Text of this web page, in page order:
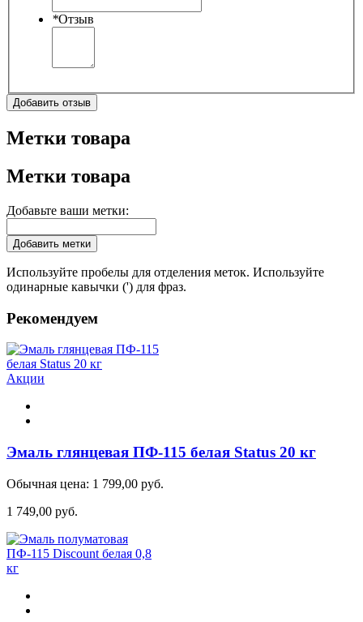
*Отзыв
Добавить отзыв
Метки товара
Метки товара
Добавьте ваши метки:
Добавить метки
Используйте пробелы для отделения меток. Используйте
одинарные кавычки (') для фраз.
Рекомендуем
Акции
Эмаль глянцевая ПФ-115 белая Status 20 кг
Обычная цена: 1 799,00 руб.
1 749,00 руб.